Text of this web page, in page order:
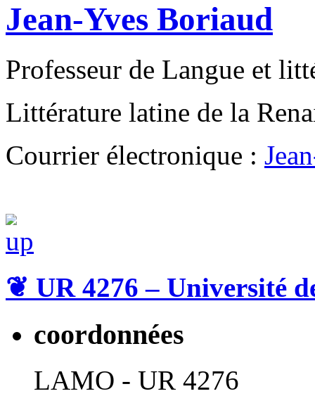
Jean-Yves Boriaud
Professeur de Langue et
Littérature latine de la
Courrier électronique :
❦ UR 4276 – Université
coordonnées
LAMO - UR 4276